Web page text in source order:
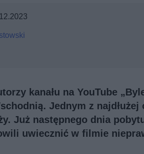
kanału na YouTube
Jednym z
Już następnego dnia
uwiecznić w filmie